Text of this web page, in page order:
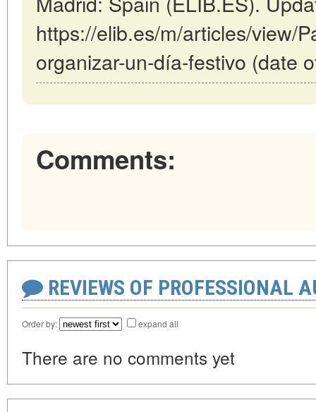
https://elib.es/m/articles/view/
organizar-un-día-festivo (date
Comments:
REVIEWS OF PROFESSIONAL
Order by: expand all
There are no comments yet